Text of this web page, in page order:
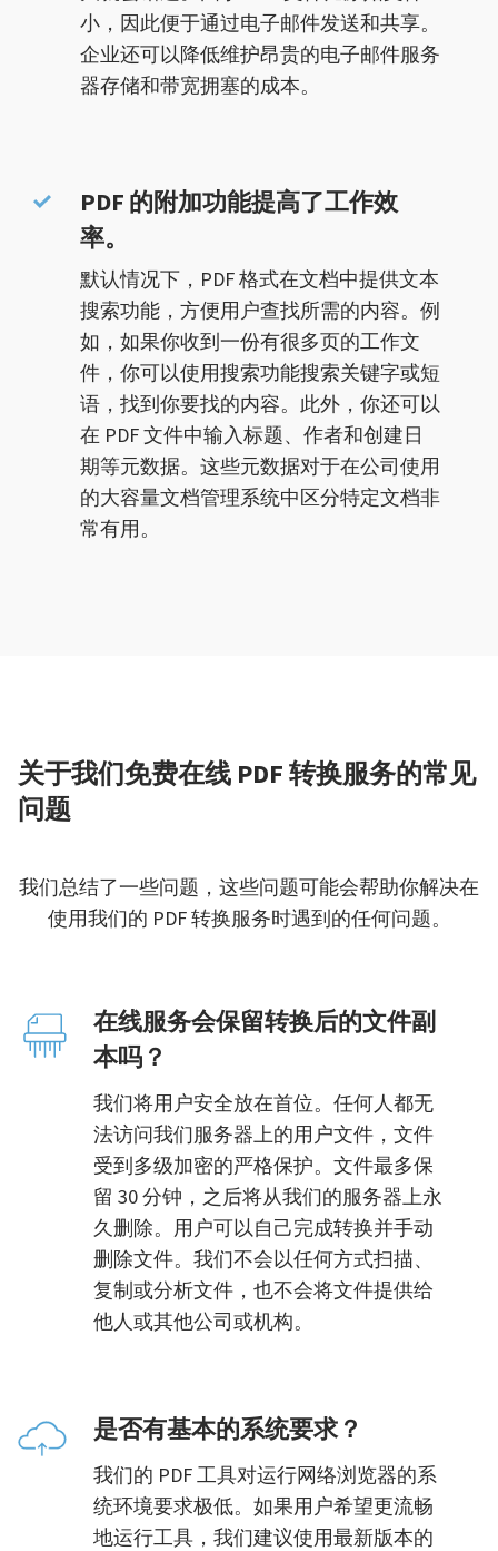
小，因此便于通过电子邮件发送和共享。
企业还可以降低维护昂贵的电子邮件服务
器存储和带宽拥塞的成本。
PDF 的附加功能提高了工作效
率。
默认情况下，PDF 格式在文档中提供文本
搜索功能，方便用户查找所需的内容。例
如，如果你收到一份有很多页的工作文
件，你可以使用搜索功能搜索关键字或短
语，找到你要找的内容。此外，你还可以
在 PDF 文件中输入标题、作者和创建日
期等元数据。这些元数据对于在公司使用
的大容量文档管理系统中区分特定文档非
常有用。
关于我们免费在线 PDF 转换服务的常见
问题
我们总结了一些问题，这些问题可能会帮助你解决在
使用我们的 PDF 转换服务时遇到的任何问题。
在线服务会保留转换后的文件副
本吗？
我们将用户安全放在首位。任何人都无
法访问我们服务器上的用户文件，文件
受到多级加密的严格保护。文件最多保
留 30 分钟，之后将从我们的服务器上永
久删除。用户可以自己完成转换并手动
删除文件。我们不会以任何方式扫描、
复制或分析文件，也不会将文件提供给
他人或其他公司或机构。
是否有基本的系统要求？
我们的 PDF 工具对运行网络浏览器的系
统环境要求极低。如果用户希望更流畅
地运行工具，我们建议使用最新版本的